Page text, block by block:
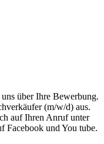
über Ihre Bewerbung.
(m/w/d) aus.
auf Ihren Anruf unter
Facebook und You tube.